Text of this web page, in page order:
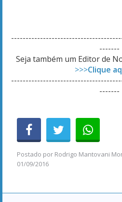
-------
Seja também um Editor de
>>>Clique
-------
Postado por Rodrigo Mantovani
01/09/2016